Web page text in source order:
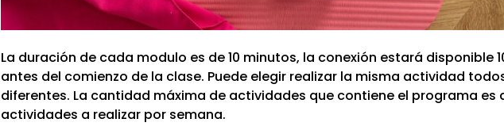
La duración de cada modulo es de 10 minutos, la conexión estará disponible
antes del comienzo de la clase. Puede elegir realizar la misma actividad
diferentes. La cantidad máxima de actividades que contiene el programa es
actividades a realizar por semana.